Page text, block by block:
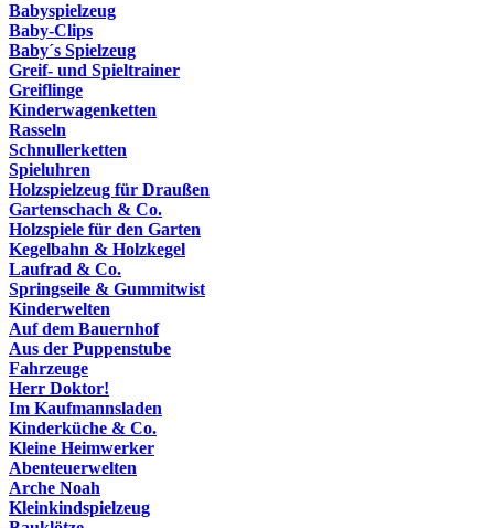
Babyspielzeug
Baby-Clips
Baby´s Spielzeug
Greif- und Spieltrainer
Greiflinge
Kinderwagenketten
Rasseln
Schnullerketten
Spieluhren
Holzspielzeug für Draußen
Gartenschach & Co.
Holzspiele für den Garten
Kegelbahn & Holzkegel
Laufrad & Co.
Springseile & Gummitwist
Kinderwelten
Auf dem Bauernhof
Aus der Puppenstube
Fahrzeuge
Herr Doktor!
Im Kaufmannsladen
Kinderküche & Co.
Kleine Heimwerker
Abenteuerwelten
Arche Noah
Kleinkindspielzeug